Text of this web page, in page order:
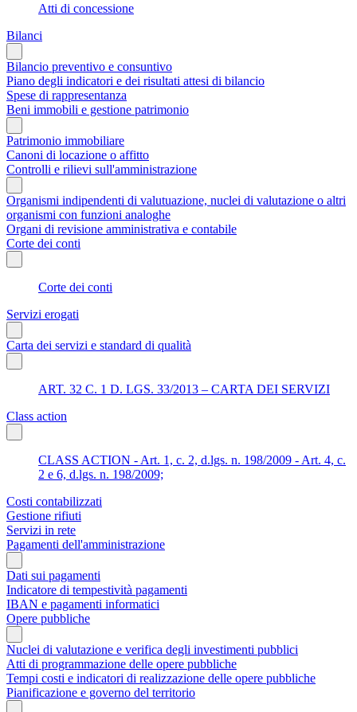
Atti di concessione
Bilanci
Bilancio preventivo e consuntivo
Piano degli indicatori e dei risultati attesi di bilancio
Spese di rappresentanza
Beni immobili e gestione patrimonio
Patrimonio immobiliare
Canoni di locazione o affitto
Controlli e rilievi sull'amministrazione
Organismi indipendenti di valutuazione, nuclei di valutazione o altri
organismi con funzioni analoghe
Organi di revisione amministrativa e contabile
Corte dei conti
Corte dei conti
Servizi erogati
Carta dei servizi e standard di qualità
ART. 32 C. 1 D. LGS. 33/2013 – CARTA DEI SERVIZI
Class action
CLASS ACTION - Art. 1, c. 2, d.lgs. n. 198/2009 - Art. 4, c.
2 e 6, d.lgs. n. 198/2009;
Costi contabilizzati
Gestione rifiuti
Servizi in rete
Pagamenti dell'amministrazione
Dati sui pagamenti
Indicatore di tempestività pagamenti
IBAN e pagamenti informatici
Opere pubbliche
Nuclei di valutazione e verifica degli investimenti pubblici
Atti di programmazione delle opere pubbliche
Tempi costi e indicatori di realizzazione delle opere pubbliche
Pianificazione e governo del territorio